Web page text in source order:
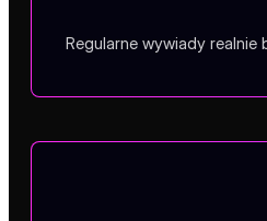
Regularne wywiady